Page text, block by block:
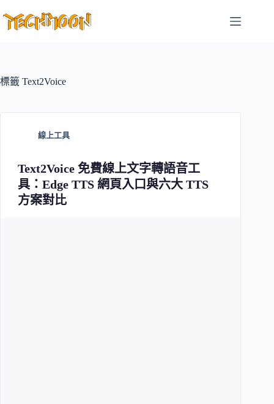
至
容
標籤 Text2Voice
線上工具
Text2Voice 免費線上文字轉語音工
具：Edge TTS 網頁入口與六大 TTS
方案對比